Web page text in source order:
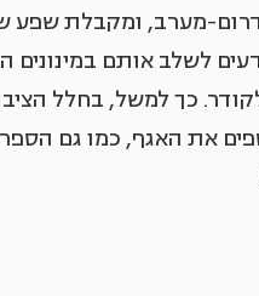
דרום-מערב, ומקבלת שפע
לשלב אותם במינונים
כך למשל, בחלל
את האגף, כמו גם